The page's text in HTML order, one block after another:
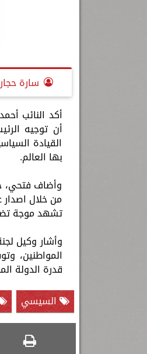
سارة حجار
أكد النائب
القيادة
بها العالم.
وأضاف فتحي،
من خلال اصدار
تشهد موجة
وأشار وكيل
المواطنين،
قدرة الدولة
السيسي